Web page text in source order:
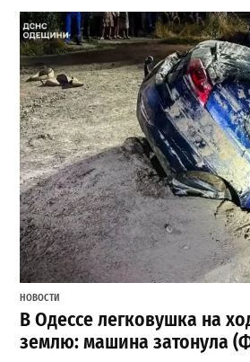
НОВОСТИ
В Одессе легковушка на
землю: машина затонула